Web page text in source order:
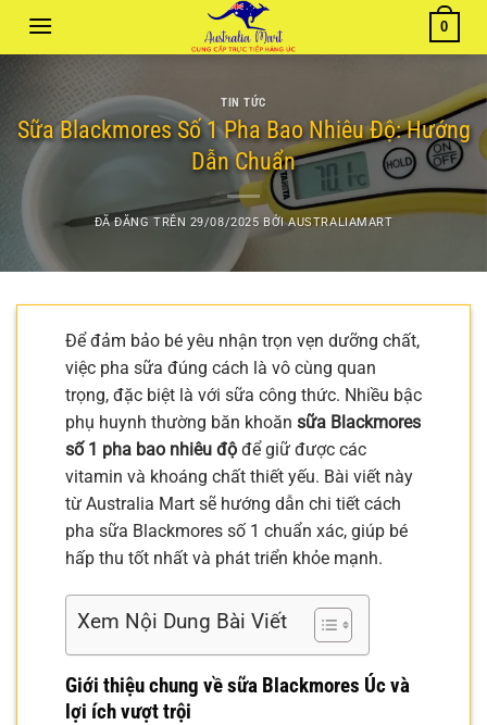
0
TIN TỨC
Sữa Blackmores Số 1 Pha Bao Nhiêu Độ: Hướng
Dẫn Chuẩn
ĐÃ ĐĂNG TRÊN 29/08/2025 BỞIAUSTRALIAMART
Để đảm bảo bé yêu nhận trọn vẹn dưỡng chất,
việc pha sữa đúng cách là vô cùng quan
trọng, đặc biệt là với sữa công thức. Nhiều bậc
phụ huynh thường băn khoăn sữa Blackmores
số 1 pha bao nhiêu độ để giữ được các
vitamin và khoáng chất thiết yếu. Bài viết này
từ Australia Mart sẽ hướng dẫn chi tiết cách
pha sữa Blackmores số 1 chuẩn xác, giúp bé
hấp thu tốt nhất và phát triển khỏe mạnh.
Xem Nội Dung Bài Viết
Giới thiệu chung về sữa Blackmores Úc và
lợi ích vượt trội